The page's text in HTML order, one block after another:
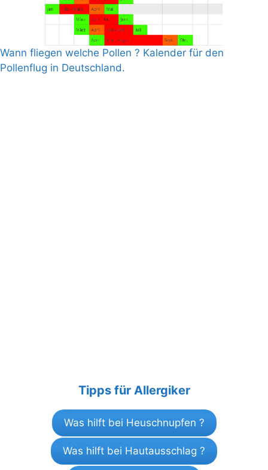
Wann fliegen welche Pollen ? Kalender für den
Pollenflug in Deutschland.
Tipps für Allergiker
Was hilft bei Heuschnupfen ?
Was hilft bei Hautausschlag ?